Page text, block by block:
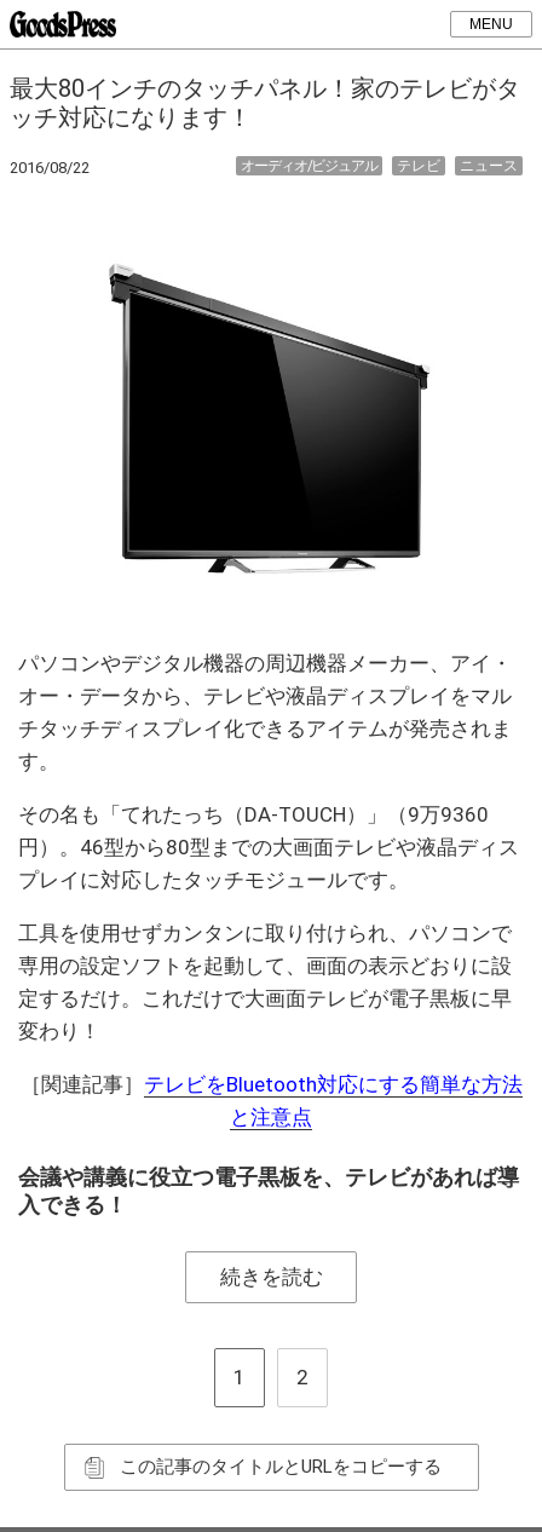
MENU
最大80インチのタッチパネル！家のテレビがタ
ッチ対応になります！
2016/08/22 ニュース
テレビ
オーディオ/ビジュアル
パソコンやデジタル機器の周辺機器メーカー、アイ・
オー・データから、テレビや液晶ディスプレイをマル
チタッチディスプレイ化できるアイテムが発売されま
す。
その名も「てれたっち（DA-TOUCH）」（9万9360
円）。46型から80型までの大画面テレビや液晶ディス
プレイに対応したタッチモジュールです。
工具を使用せずカンタンに取り付けられ、パソコンで
専用の設定ソフトを起動して、画面の表示どおりに設
定するだけ。これだけで大画面テレビが電子黒板に早
変わり！
［関連記事］ テレビをBluetooth対応にする簡単な方法
と注意点
会議や講義に役立つ電子黒板を、テレビがあれば導
入できる！
続きを読む
1 2
この記事のタイトルとURLをコピーする